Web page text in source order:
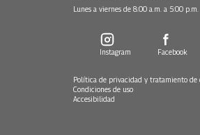
Lunes a viernes de 8:00 a.m. a 5:00 p.m.
Instagram Facebook
Política de privacidad y tratamiento de
Condiciones de uso
Accesibilidad